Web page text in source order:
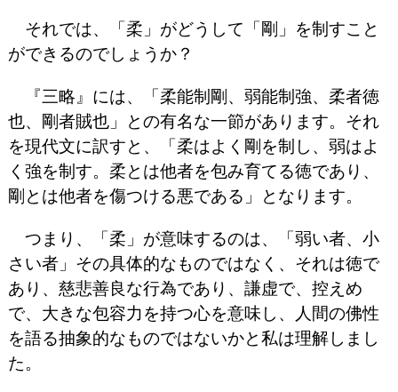
それでは、「柔」がどうして「剛」を制すこと
ができるのでしょうか？
『三略』には、「柔能制剛、弱能制強、柔者徳
也、剛者賊也」との有名な一節があります。それ
を現代文に訳すと、「柔はよく剛を制し、弱はよ
く強を制す。柔とは他者を包み育てる徳であり、
剛とは他者を傷つける悪である」となります。
つまり、「柔」が意味するのは、「弱い者、小
さい者」その具体的なものではなく、それは徳で
あり、慈悲善良な行為であり、謙虚で、控えめ
で、大きな包容力を持つ心を意味し、人間の佛性
を語る抽象的なものではないかと私は理解しまし
た。